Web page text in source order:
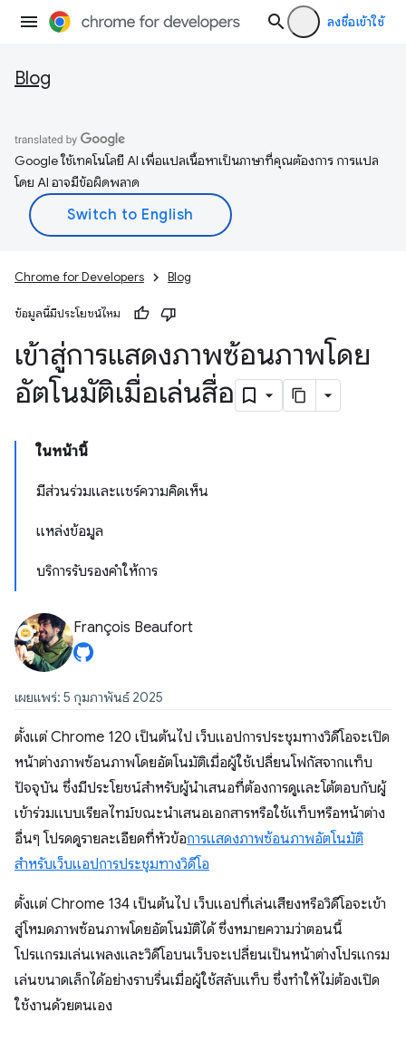
ลงชื่อเข้าใช้
Blog
Google ใช้เทคโนโลยี AI เพื่อแปลเนื้อหาเป็นภาษาที่คุณต้องการ การแปล
โดย AI อาจมีข้อผิดพลาด
Chrome for Developers Blog
ข้อมูลนี้มีประโยชน์ไหม
เข้าสู่การแสดงภาพซ้อนภาพโดย
อัตโนมัติเมื่อเล่นสื่อ
ในหน้านี้
มีส่วนร่วมและแชร์ความคิดเห็น
แหล่งข้อมูล
บริการรับรองคำให้การ
François Beaufort
เผยแพร่: 5 กุมภาพันธ์ 2025
ตั้งแต่ Chrome 120 เป็นต้นไป เว็บแอปการประชุมทางวิดีโอจะเปิด
หน้าต่างภาพซ้อนภาพโดยอัตโนมัติเมื่อผู้ใช้เปลี่ยนโฟกัสจากแท็บ
ปัจจุบัน ซึ่งมีประโยชน์สำหรับผู้นำเสนอที่ต้องการดูและโต้ตอบกับผู้
เข้าร่วมแบบเรียลไทม์ขณะนำเสนอเอกสารหรือใช้แท็บหรือหน้าต่าง
อื่นๆ โปรดดูรายละเอียดที่หัวข้อการแสดงภาพซ้อนภาพอัตโนมัติ
สำหรับเว็บแอปการประชุมทางวิดีโอ
ตั้งแต่ Chrome 134 เป็นต้นไป เว็บแอปที่เล่นเสียงหรือวิดีโอจะเข้า
สู่โหมดภาพซ้อนภาพโดยอัตโนมัติได้ ซึ่งหมายความว่าตอนนี้
โปรแกรมเล่นเพลงและวิดีโอบนเว็บจะเปลี่ยนเป็นหน้าต่างโปรแกรม
เล่นขนาดเล็กได้อย่างราบรื่นเมื่อผู้ใช้สลับแท็บ ซึ่งทำให้ไม่ต้องเปิด
ใช้งานด้วยตนเอง